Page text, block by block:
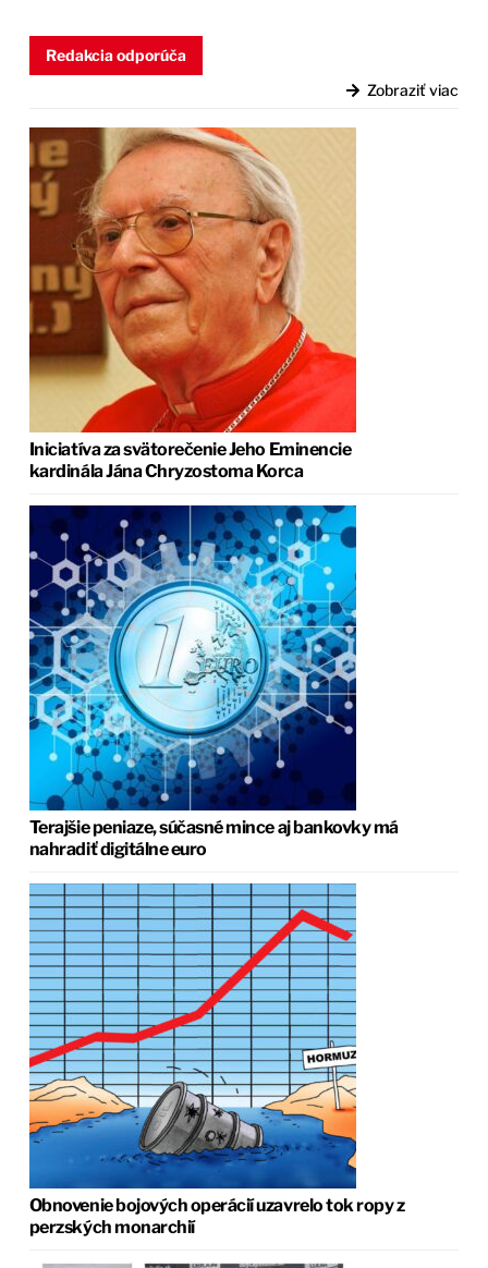
Redakcia odporúča
Zobraziť viac
Iniciatíva za svätorečenie Jeho Eminencie
kardinála Jána Chryzostoma Korca
Terajšie peniaze, súčasné mince aj bankovky má
nahradiť digitálne euro
Obnovenie bojových operácií uzavrelo tok ropy z
perzských monarchií